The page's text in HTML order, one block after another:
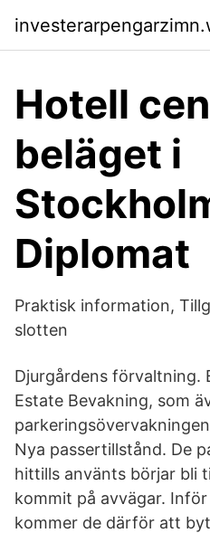
Hotell
beläget i
Diplomat
Praktisk information,
slotten
Djurgårdens förvaltning.
Estate Bevakning, som
Nya passertillstånd. De
hittills använts börjar bli
kommit på avvägar.
kommer de därför att